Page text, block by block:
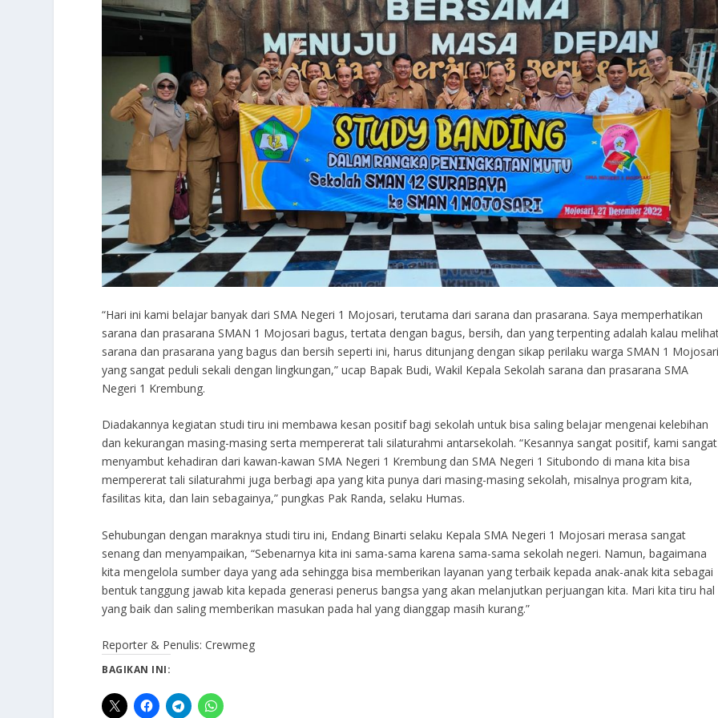
“Hari ini kami belajar banyak dari SMA Negeri 1 Mojosari, terutama dari sarana dan prasarana. Saya memperhatikan
sarana dan prasarana SMAN 1 Mojosari bagus, tertata dengan bagus, bersih, dan yang terpenting adalah kalau
sarana dan prasarana yang bagus dan bersih seperti ini, harus ditunjang dengan sikap perilaku warga SMAN 1
yang sangat peduli sekali dengan lingkungan,” ucap Bapak Budi, Wakil Kepala Sekolah sarana dan prasarana SMA
Negeri 1 Krembung.
Diadakannya kegiatan studi tiru ini membawa kesan positif bagi sekolah untuk bisa saling belajar mengenai kelebihan
dan kekurangan masing-masing serta mempererat tali silaturahmi antarsekolah. “Kesannya sangat positif, kami sangat
menyambut kehadiran dari kawan-kawan SMA Negeri 1 Krembung dan SMA Negeri 1 Situbondo di mana kita bisa
mempererat tali silaturahmi juga berbagi apa yang kita punya dari masing-masing sekolah, misalnya program kita,
fasilitas kita, dan lain sebagainya,” pungkas Pak Randa, selaku Humas.
Sehubungan dengan maraknya studi tiru ini, Endang Binarti selaku Kepala SMA Negeri 1 Mojosari merasa sangat
senang dan menyampaikan, “Sebenarnya kita ini sama-sama karena sama-sama sekolah negeri. Namun, bagaimana
kita mengelola sumber daya yang ada sehingga bisa memberikan layanan yang terbaik kepada anak-anak kita sebagai
bentuk tanggung jawab kita kepada generasi penerus bangsa yang akan melanjutkan perjuangan kita. Mari kita tiru hal
yang baik dan saling memberikan masukan pada hal yang dianggap masih kurang.”
Reporter & Penulis: Crewmeg
BAGIKAN INI: